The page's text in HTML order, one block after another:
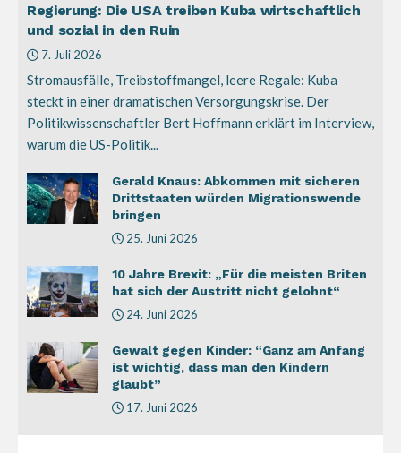
Regierung: Die USA treiben Kuba wirtschaftlich
und sozial in den Ruin
7. Juli 2026
Stromausfälle, Treibstoffmangel, leere Regale: Kuba
steckt in einer dramatischen Versorgungskrise. Der
Politikwissenschaftler Bert Hoffmann erklärt im Interview,
warum die US-Politik...
Gerald Knaus: Abkommen mit sicheren
Drittstaaten würden Migrationswende
bringen
25. Juni 2026
10 Jahre Brexit: „Für die meisten Briten
hat sich der Austritt nicht gelohnt“
24. Juni 2026
Gewalt gegen Kinder: “Ganz am Anfang
ist wichtig, dass man den Kindern
glaubt”
17. Juni 2026